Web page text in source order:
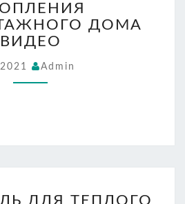
ОТОПЛЕНИЯ
МНОГОЭТАЖНОГО
ДОМА
ВИДЕО
ДОМА
ВИДЕО
2021 Admin
ДЛЯ
ДЛЯ ТЕПЛОГО